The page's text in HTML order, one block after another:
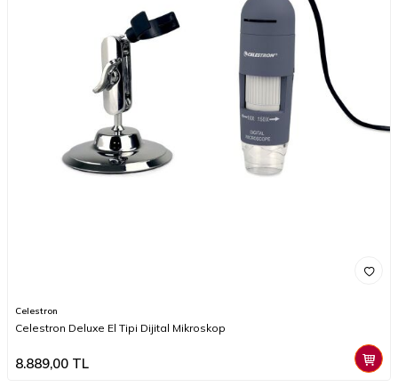
Celestron
Celestron Deluxe El Tipi Dijital Mikroskop
8.889,00 TL